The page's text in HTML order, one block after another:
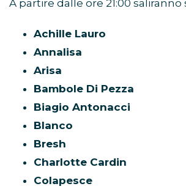
A partire dalle ore 21:00 saliranno
Achille Lauro
Annalisa
Arisa
Bambole Di Pezza
Biagio Antonacci
Blanco
Bresh
Charlotte Cardin
Colapesce